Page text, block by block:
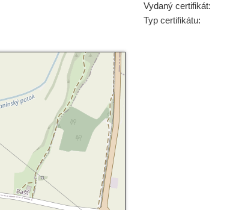
Vydaný certifikát:
Typ certifikátu: